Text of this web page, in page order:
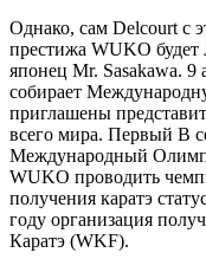
Однако, сам Delcourt с
престижа WUKO будет
японец Mr. Sasakawa. 9
собирает
приглашены
всего мира. Первый В
Международный
WUKO проводить
получения каратэ
году организация
Каратэ (WKF).